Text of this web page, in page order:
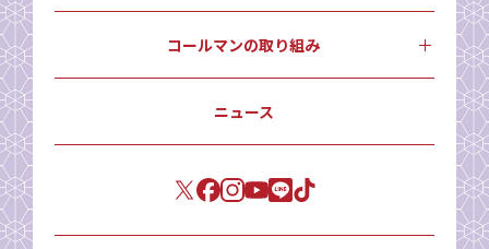
コールマンの取り組み
ニュース